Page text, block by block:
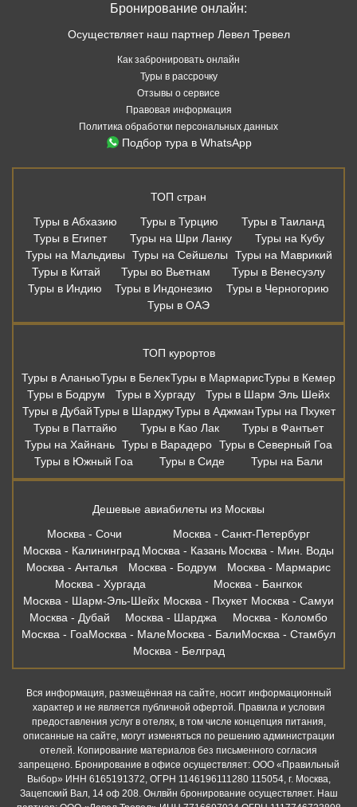
Бронирование онлайн:
Осуществляет наш партнер Левел Тревел
Как забронировать онлайн
Туры в рассрочку
Отзывы о сервисе
Правовая информация
Политика обработки персональных данных
Подбор тура в WhatsApp
ТОП стран
Туры в Абхазию
Туры в Турцию
Туры в Таиланд
Туры в Египет
Туры на Шри Ланку
Туры на Кубу
Туры на Мальдивы
Туры на Сейшелы
Туры на Маврикий
Туры в Китай
Туры во Вьетнам
Туры в Венесуэлу
Туры в Индию
Туры в Индонезию
Туры в Черногорию
Туры в ОАЭ
ТОП курортов
Туры в АланьюТуры в БелекТуры в МармарисТуры в Кемер
Туры в Бодрум
Туры в Хургаду
Туры в Шарм Эль Шейх
Туры в ДубайТуры в ШарджуТуры в АджманТуры на Пхукет
Туры в Паттайю
Туры в Као Лак
Туры в Фантьет
Туры на Хайнань Туры в Варадеро Туры в Северный Гоа
Туры в Южный Гоа
Туры в Сиде Туры на Бали
Дешевые авиабилеты из Москвы
Москва - Сочи
Москва - Санкт-Петербург
Москва - Калининград Москва - Казань Москва - Мин. Воды
Москва - Анталья
Москва - Бодрум
Москва - Мармарис
Москва - Хургада
Москва - Бангкок
Москва - Шарм-Эль-Шейх Москва - Пхукет Москва - Самуи
Москва - Дубай
Москва - Шарджа
Москва - Коломбо
Москва - ГоаМосква - МалеМосква - БалиМосква - Стамбул
Москва - Белград
Вся информация, размещённая на сайте, носит информационный
характер и не является публичной офертой. Правила и условия
предоставления услуг в отелях, в том числе концепция питания,
описанные на сайте, могут изменяться по решению администрации
отелей. Копирование материалов без письменного согласия
запрещено. Бронирование в офисе осуществляет: ООО «Правильный
Выбор» ИНН 6165191372, ОГРН 1146196111280 115054, г. Москва,
Зацепский Вал, 14 оф 208. Онлвйн бронирование осуществляет. Наш